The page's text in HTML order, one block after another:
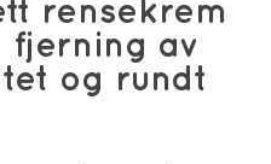
rensekrem
fjerning av
og rundt